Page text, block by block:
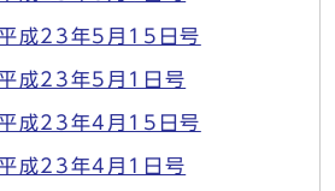
成23年5月15日号
成23年5月1日号
成23年4月15日号
成23年4月1日号